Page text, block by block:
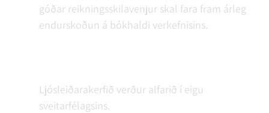
góðar reikningsskilavenjur skal fara fram árleg
endurskoðun á bókhaldi verkefnisins.
Ljósleiðarakerfið verður alfarið í eigu
sveitarfélagsins.